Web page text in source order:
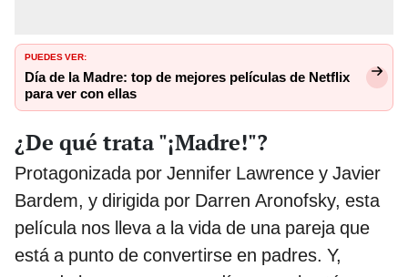
PUEDES VER:
Día de la Madre: top de mejores películas de Netflix
para ver con ellas
¿De qué trata "¡Madre!"?
Protagonizada por Jennifer Lawrence y Javier
Bardem, y dirigida por Darren Aronofsky, esta
película nos lleva a la vida de una pareja que
está a punto de convertirse en padres. Y,